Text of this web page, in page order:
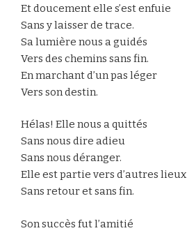
Et doucement elle s’est enfuie
Sans y laisser de trace.
Sa lumière nous a guidés
Vers des chemins sans fin.
En marchant d’un pas léger
Vers son destin.
Hélas! Elle nous a quittés
Sans nous dire adieu
Sans nous déranger.
Elle est partie vers d’autres lieux
Sans retour et sans fin.
Son succès fut l’amitié